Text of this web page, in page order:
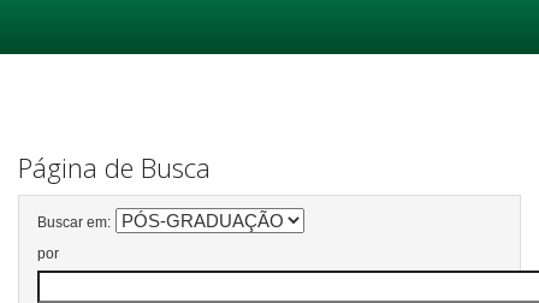
Página de Busca
Buscar em:
por